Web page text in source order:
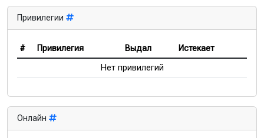
Привилегии
# Привилегия Выдал
Истекает
Нет привилегий
Онлайн